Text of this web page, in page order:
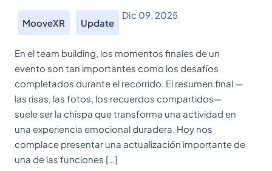
MooveXR Update
Dic 09, 2025
En el team building, los momentos finales de un
evento son tan importantes como los desafíos
completados durante el recorrido. El resumen final —
las risas, las fotos, los recuerdos compartidos—
suele ser la chispa que transforma una actividad en
una experiencia emocional duradera. Hoy nos
complace presentar una actualización importante de
una de las funciones […]